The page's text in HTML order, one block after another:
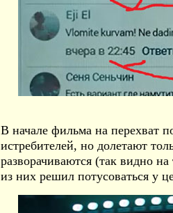
В начале фильма на перехват
истребителей, но долетают
разворачиваются (так видно
из них решил потусоваться у